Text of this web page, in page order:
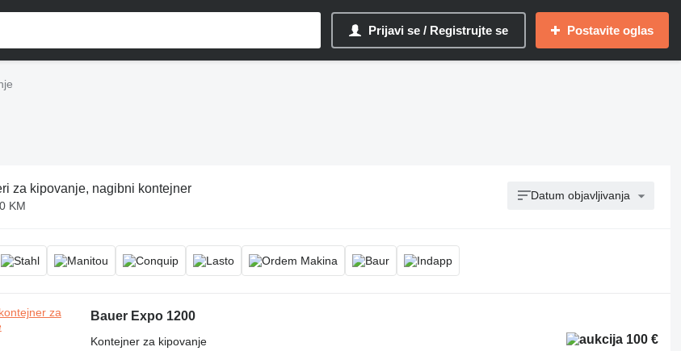
Prijavi se / Registrujte se Postavite oglas
za kipovanje, nagibni kontejner
KM
Datum objavljivanja
Bauer Expo 1200
100 €
Kontejner za kipovanje